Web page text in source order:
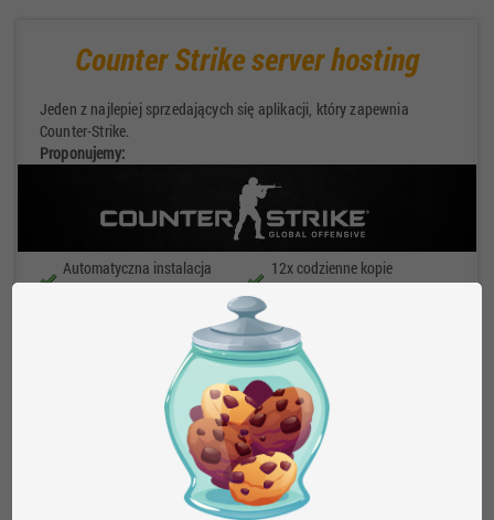
Counter Strike server hosting
Jeden z najlepiej sprzedających się aplikacji, który zapewnia
Counter-Strike.
Proponujemy:
Automatyczna instalacja
wtyczek SourceMod i Metamod
12x codzienne kopie
zapasowe
Statystyki zawodników,
procesora i pamięci RAM
System punktowy, bez
Automatyczna aktualizacja
FastDownload, SourceBans
Płatność SMS, PayPal,
przelew, poczta